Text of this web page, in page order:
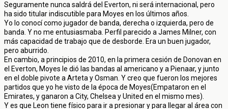
Seguramente nunca saldrá del Everton, ni será internacional, pero
ha sido titular indiscutible para Moyes en los últimos años.
Yo lo conocí como jugador de banda, derecha o izquierda, pero de
banda. Y no me entusiasmaba. Perfil parecido a James Milner, con
más capacidad de trabajo que de desborde. Era un buen jugador,
pero aburrido.
En cambio, a principios de 2010, en la primera cesión de Donovan en
el Everton, Moyes le dió las bandas al americano y a Pienaar, y junto
en el doble pivote a Arteta y Osman. Y creo que fueron los mejores
partidos que yo he visto de la época de Moyes(Empataron en el
Emirates, y ganaron a City, Chelsea y United en el mismo mes).
Y es que Leon tiene físico para ir a presionar y para llegar al área con